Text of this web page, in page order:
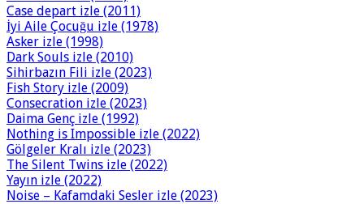
Case depart izle (2011)
İyi Aile Çocuğu izle (1978)
Asker izle (1998)
Dark Souls izle (2010)
Sihirbazın Fili izle (2023)
Fish Story izle (2009)
Consecration izle (2023)
Daima Genç izle (1992)
Nothing is Impossible izle (2022)
Gölgeler Kralı izle (2023)
The Silent Twins izle (2022)
Yayın izle (2022)
Noise – Kafamdaki Sesler izle (2023)